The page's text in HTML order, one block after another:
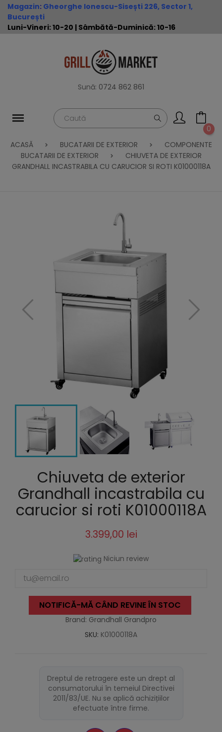
Magazin: Gheorghe Ionescu-Sisești 226, Sector 1,
București
Luni-Vineri: 10-20 | Sâmbătă-Duminică: 10-16
Sună: 0724 862 861
0
ACASĂ
BUCATARII DE EXTERIOR
COMPONENTE
BUCATARII DE EXTERIOR
CHIUVETA DE EXTERIOR
GRANDHALL INCASTRABILA CU CARUCIOR SI ROTI K01000118A
Chiuveta de exterior
Grandhall incastrabila cu
carucior si roti K01000118A
3.399,00 lei
Niciun review
NOTIFICĂ-MĂ CÂND REVINE ÎN STOC
Brand: Grandhall Grandpro
SKU: K01000118A
Dreptul de retragere este un drept al
consumatorului în temeiul Directivei
2011/83/UE. Nu se aplică achizițiilor
efectuate între firme.